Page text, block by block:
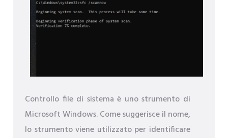
Controllo file di sistema è uno strumento di
Microsoft Windows. Come suggerisce il nome,
lo strumento viene utilizzato per identificare